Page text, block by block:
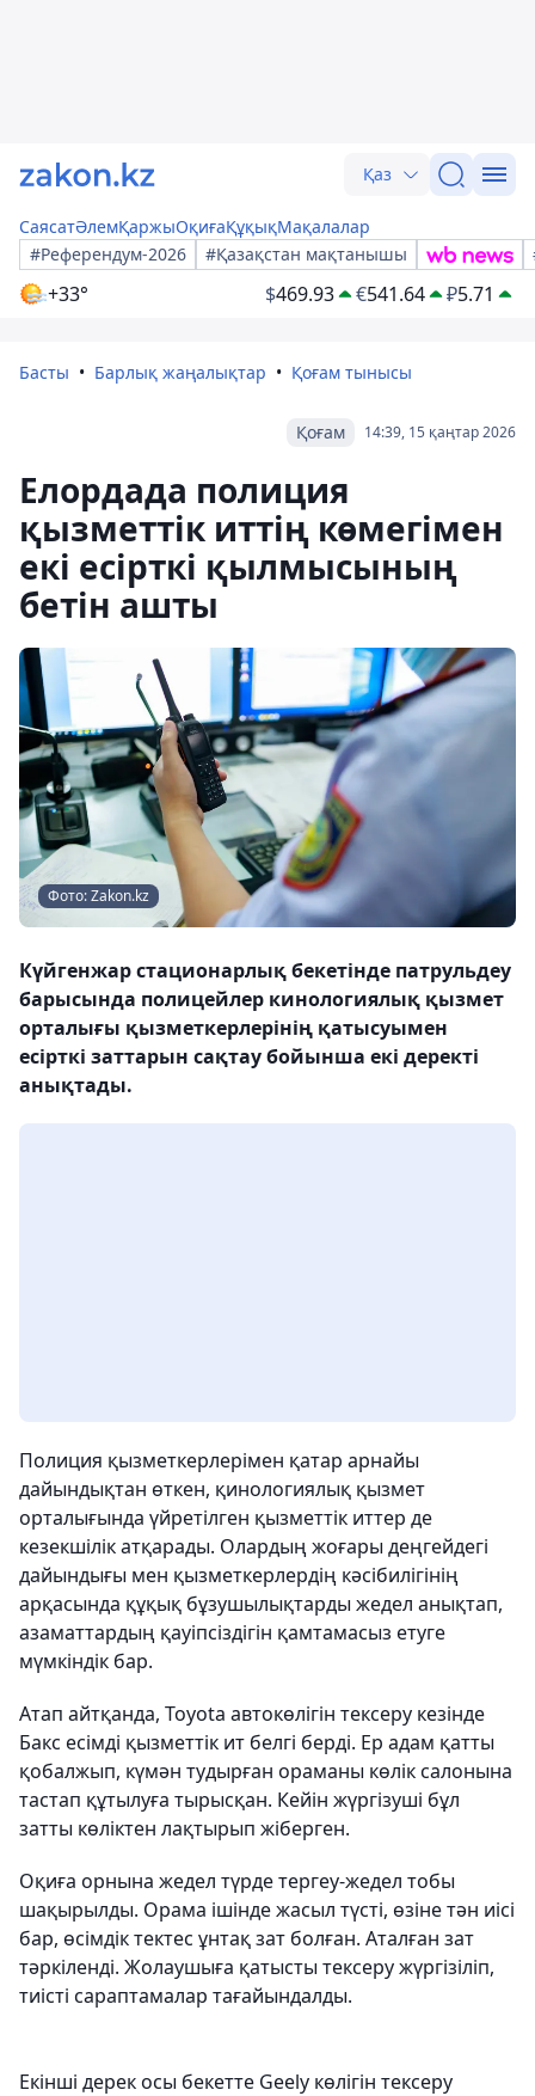
Қаз
СаясатӘлемҚаржыОқиғаҚұқықМақалалар
#Референдум-2026
#Қазақстан мақтанышы
+33° $469.93 €541.64 ₽5.71
Басты Барлық жаңалықтар Қоғам тынысы
14:39, 15 қаңтар 2026
Қоғам
Елордада полиция
қызметтік иттің көмегімен
екі есірткі қылмысының
бетін ашты
Фото: Zakon.kz
Күйгенжар стационарлық бекетінде патрульдеу
барысында полицейлер кинологиялық қызмет
орталығы қызметкерлерінің қатысуымен
есірткі заттарын сақтау бойынша екі деректі
анықтады.
Полиция қызметкерлерімен қатар арнайы
дайындықтан өткен, қинологиялық қызмет
орталығында үйретілген қызметтік иттер де
кезекшілік атқарады. Олардың жоғары деңгейдегі
дайындығы мен қызметкерлердің кәсібилігінің
арқасында құқық бұзушылықтарды жедел анықтап,
азаматтардың қауіпсіздігін қамтамасыз етуге
мүмкіндік бар.
Атап айтқанда, Toyota автокөлігін тексеру кезінде
Бакс есімді қызметтік ит белгі берді. Ер адам қатты
қобалжып, күмән тудырған ораманы көлік салонына
тастап құтылуға тырысқан. Кейін жүргізуші бұл
затты көліктен лақтырып жіберген.
Оқиға орнына жедел түрде тергеу-жедел тобы
шақырылды. Орама ішінде жасыл түсті, өзіне тән иісі
бар, өсімдік тектес ұнтақ зат болған. Аталған зат
тәркіленді. Жолаушыға қатысты тексеру жүргізіліп,
тиісті сараптамалар тағайындалды.
Екінші дерек осы бекетте Geely көлігін тексеру